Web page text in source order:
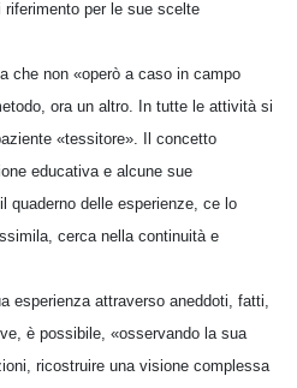
per le sue scelte
che non «operò a caso in campo
ora un altro. In tutte le attività si
«tessitore». Il concetto
educativa e alcune sue
quaderno delle esperienze, ce lo
cerca nella continuità e
esperienza attraverso aneddoti, fatti,
è possibile, «osservando la sua
ricostruire una visione complessa